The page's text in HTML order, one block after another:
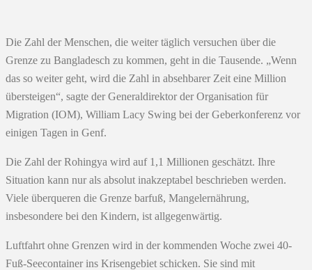
Die Zahl der Menschen, die weiter täglich versuchen über die
Grenze zu Bangladesch zu kommen, geht in die Tausende. „Wenn
das so weiter geht, wird die Zahl in absehbarer Zeit eine Million
übersteigen“, sagte der Generaldirektor der Organisation für
Migration (IOM), William Lacy Swing bei der Geberkonferenz vor
einigen Tagen in Genf.
Die Zahl der Rohingya wird auf 1,1 Millionen geschätzt. Ihre
Situation kann nur als absolut inakzeptabel beschrieben werden.
Viele überqueren die Grenze barfuß, Mangelernährung,
insbesondere bei den Kindern, ist allgegenwärtig.
Luftfahrt ohne Grenzen wird in der kommenden Woche zwei 40-
Fuß-Seecontainer ins Krisengebiet schicken. Sie sind mit